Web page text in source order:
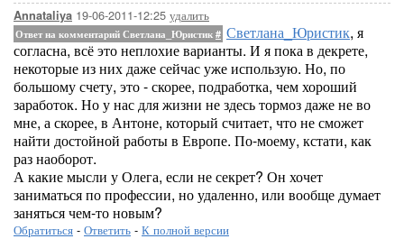
Annataliya 19-06-2011-12:25 удалить
Ответ на комментарий Светлана_Юристик # Светлана_Юристик, я
согласна, всё это неплохие варианты. И я пока в декрете,
некоторые из них даже сейчас уже использую. Но, по
большому счету, это - скорее, подработка, чем хороший
заработок. Но у нас для жизни не здесь тормоз даже не во
мне, а скорее, в Антоне, который считает, что не сможет
найти достойной работы в Европе. По-моему, кстати, как
раз наоборот.
А какие мысли у Олега, если не секрет? Он хочет
заниматься по профессии, но удаленно, или вообще думает
заняться чем-то новым?
Обратиться - Ответить - К полной версии